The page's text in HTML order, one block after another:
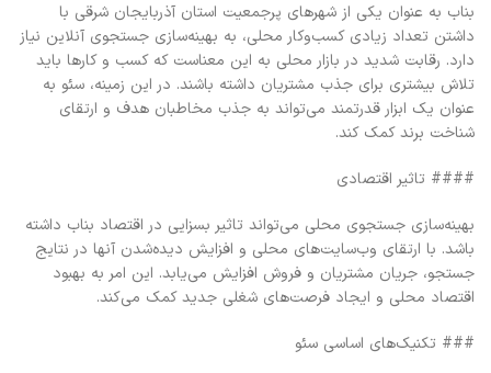
بناب به عنوان یکی از شهرهای پرجمعیت استان آذربایجان شرقی با
داشتن تعداد زیادی کسب‌وکار محلی، به بهینه‌سازی جستجوی آنلاین نیاز
دارد. رقابت شدید در بازار محلی به این معناست که کسب و کارها باید
تلاش بیشتری برای جذب مشتریان داشته باشند. در این زمینه، سئو به
عنوان یک ابزار قدرتمند می‌تواند به جذب مخاطبان هدف و ارتقای
شناخت برند کمک کند.
#### تاثیر اقتصادی
بهینه‌سازی جستجوی محلی می‌تواند تاثیر بسزایی در اقتصاد بناب داشته
باشد. با ارتقای وب‌سایت‌های محلی و افزایش دیده‌شدن آنها در نتایج
جستجو، جریان مشتریان و فروش افزایش می‌یابد. این امر به بهبود
اقتصاد محلی و ایجاد فرصت‌های شغلی جدید کمک می‌کند.
### تکنیک‌های اساسی سئو